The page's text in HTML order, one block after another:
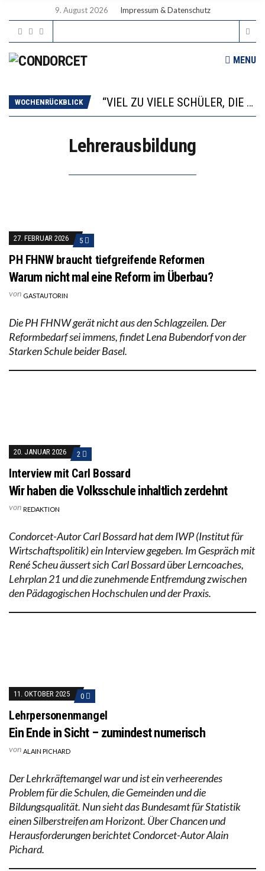
9. August 2026 Impressum & Datenschutz
MENU
WOCHENRÜCKBLICK
“VIEL ZU VIELE SCHÜLER, DIE GEMESSEN AN IHREN FÄHIGKEITEN GAR NICHT ANS GYMNASIUM GEHÖREN”
DIE GANZE HILFLOSIGKEIT DES BILDUNGSBÜRGERTUMS
Lehrerausbildung
27. FEBRUAR 2026 5
PH FHNW braucht tiefgreifende Reformen
Warum nicht mal eine Reform im Überbau?
von GASTAUTORIN
Die PH FHNW gerät nicht aus den Schlagzeilen. Der
Reformbedarf sei immens, findet Lena Bubendorf von der
Starken Schule beider Basel.
20. JANUAR 2026 2
Interview mit Carl Bossard
Wir haben die Volksschule inhaltlich zerdehnt
von REDAKTION
Condorcet-Autor Carl Bossard hat dem IWP (Institut für
Wirtschaftspolitik) ein Interview gegeben. Im Gespräch mit
René Scheu äussert sich Carl Bossard über Lerncoaches,
Lehrplan 21 und die zunehmende Entfremdung zwischen
den Pädagogischen Hochschulen und der Praxis.
11. OKTOBER 2025 0
Lehrpersonenmangel
Ein Ende in Sicht – zumindest numerisch
von ALAIN PICHARD
Der Lehrkräftemangel war und ist ein verheerendes
Problem für die Schulen, die Gemeinden und die
Bildungsqualität. Nun sieht das Bundesamt für Statistik
einen Silberstreifen am Horizont. Über Chancen und
Herausforderungen berichtet Condorcet-Autor Alain
Pichard.